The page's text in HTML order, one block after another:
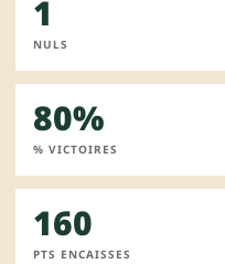
1
NULS
80%
% VICTOIRES
160
PTS ENCAISSES